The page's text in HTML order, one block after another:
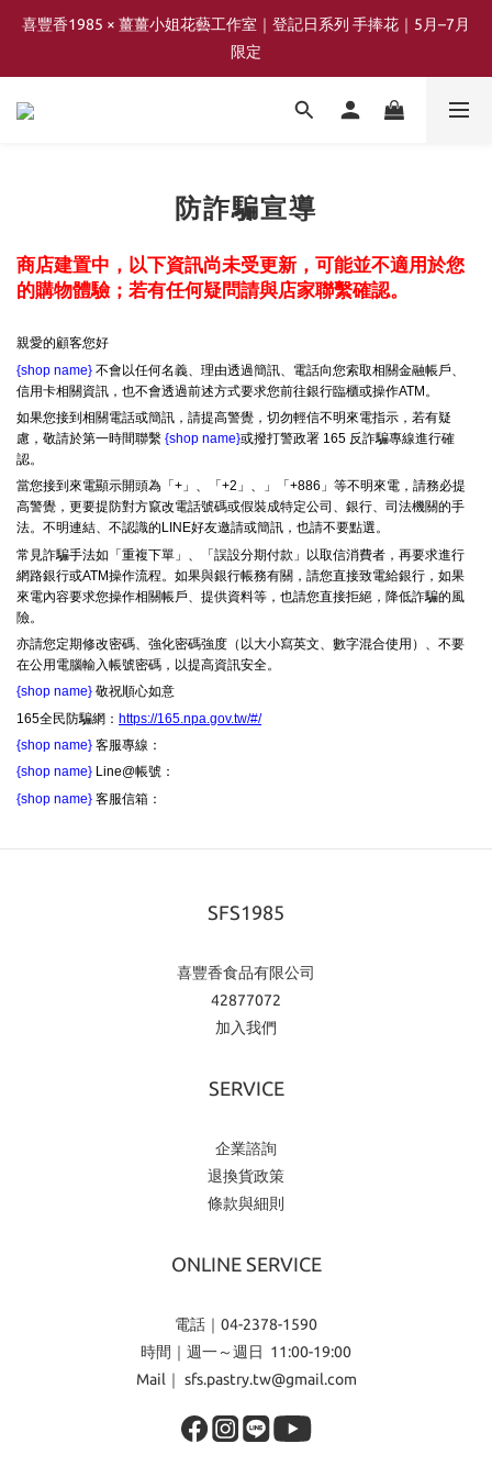
喜豐香1985 × 薑薑小姐花藝工作室｜登記日系列 手捧花｜5月–7月
限定
喜豐香1985 × 薑薑小姐花藝工作室｜登記日系列 手捧花｜5月–7月
限定
2026年 中秋節四味限定蛋黃酥風味 即將上線
日咖，夜酒，中秋風味地圖即將開跑
喜豐香1985 × 薑薑小姐花藝工作室｜登記日系列 手捧花｜5月–7月
限定
防詐騙宣導
商店建置中，以下資訊尚未受更新，可能並不適用於您
的購物體驗；若有任何疑問請與店家聯繫確認。
親愛的顧客您好
{shop name} 不會以任何名義、理由透過簡訊、電話向您索取相關金融帳戶、
信用卡相關資訊，也不會透過前述方式要求您前往銀行臨櫃或操作ATM。
如果您接到相關電話或簡訊，請提高警覺，切勿輕信不明來電指示，若有疑
慮，敬請於第一時間聯繫 {shop name}或撥打警政署 165 反詐騙專線進行確
認。
當您接到來電顯示開頭為「+」、「+2」、」「+886」等不明來電，請務必提
高警覺，更要提防對方竄改電話號碼或假裝成特定公司、銀行、司法機關的手
法。不明連結、不認識的LINE好友邀請或簡訊，也請不要點選。
常見詐騙手法如「重複下單」、「誤設分期付款」以取信消費者，再要求進行
網路銀行或ATM操作流程。如果與銀行帳務有關，請您直接致電給銀行，如果
來電內容要求您操作相關帳戶、提供資料等，也請您直接拒絕，降低詐騙的風
險。
亦請您定期修改密碼、強化密碼強度（以大小寫英文、數字混合使用）、不要
在公用電腦輸入帳號密碼，以提高資訊安全。
{shop name} 敬祝順心如意
165全民防騙網： https://165.npa.gov.tw/#/
{shop name} 客服專線：
{shop name} Line@帳號：
{shop name} 客服信箱：
SFS1985
喜豐香食品有限公司
42877072
加入我們
SERVICE
企業諮詢
退換貨政策
條款與細則
ONLINE SERVICE
電話｜04-2378-1590
時間｜週一～週日 11:00-19:00
Mail｜ sfs.pastry.tw@gmail.com